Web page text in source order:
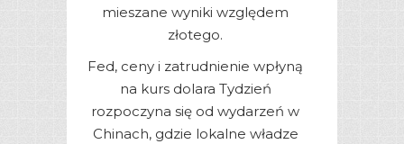
mieszane wyniki względem
złotego.
Fed, ceny i zatrudnienie wpłyną
na kurs dolara Tydzień
rozpoczyna się od wydarzeń w
Chinach, gdzie lokalne władze